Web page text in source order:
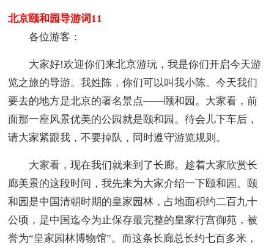
北京颐和园导游词11
各位游客：
大家好!欢迎你们来北京游玩，我是你们开启今天游
览之旅的导游。我姓陈，你们可以叫我小陈。今天我们
要去的地方是北京的著名景点——颐和园。大家看，前
面那一座风景优美的公园就是颐和园。待会儿下车后，
请大家紧跟我，不要掉队，同时遵守游览规则。
大家看，现在我们就来到了长廊。趁着大家欣赏长
廊美景的这段时间，我先来为大家介绍一下颐和园。颐
和园是中国清朝时期的皇家园林，占地面积约二百九十
公顷，是中国迄今为止保存最完整的皇家行宫御苑，被
誉为“皇家园林博物馆”。而这条长廊总长约七百多米，